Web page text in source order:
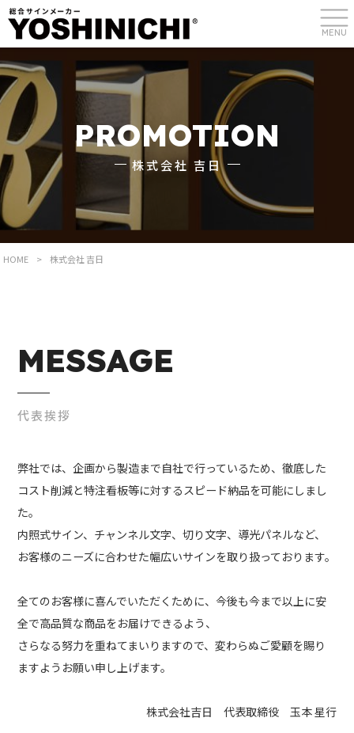
MENU
PROMOTION
株式会社 吉日
HOME > 株式会社 吉日
MESSAGE
代表挨拶
弊社では、企画から製造まで自社で行っているため、徹底した
コスト削減と特注看板等に対するスピード納品を可能にしまし
た。
内照式サイン、チャンネル文字、切り文字、導光パネルなど、
お客様のニーズに合わせた幅広いサインを取り扱っております。
全てのお客様に喜んでいただくために、今後も今まで以上に安
全で高品質な商品をお届けできるよう、
さらなる努力を重ねてまいりますので、変わらぬご愛顧を賜り
ますようお願い申し上げます。
株式会社吉日 代表取締役 玉本 星行